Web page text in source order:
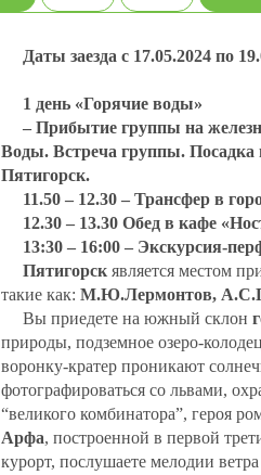
Даты заезда с 17.05.2024 по
1 день «Горячие воды»
– Прибытие группы на
Воды. Встреча группы. Посадка
Пятигорск.
11.50 – 12.30 – Трансфер в
12.30 – 13.30 Обед в кафе
13:30 – 16:00 – Экскурсия-
Пятигорск является местом
такие как: М.Ю.Лермонтов,
Вы приедете на южный склон
природы, подземное озеро-
воронку-кратер проникают
фотографироваться со львами,
“великого комбинатора”, героя
Арфа, построенной в первой
курорт, послушаете мелодии